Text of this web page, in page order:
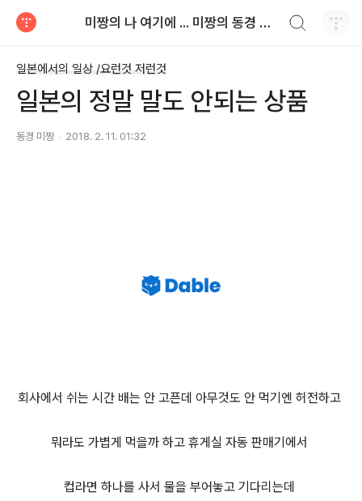
미짱의 나 여기에 ... 미짱의 동경 생활
일본에서의 일상 /요런것 저런것
일본의 정말 말도 안되는 상품
동경 미짱 2018. 2. 11. 01:32
회사에서 쉬는 시간 배는 안 고픈데 아무것도 안 먹기엔 허전하고
뭐라도 가볍게 먹을까 하고 휴게실 자동 판매기에서
컵라면 하나를 사서 물을 부어놓고 기다리는데